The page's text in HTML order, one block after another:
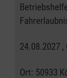
24.08.2027 ,
Ort: 50933